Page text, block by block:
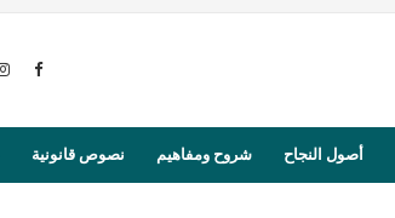
أصول النجاح شروح ومفاهيم نصوص قانونية